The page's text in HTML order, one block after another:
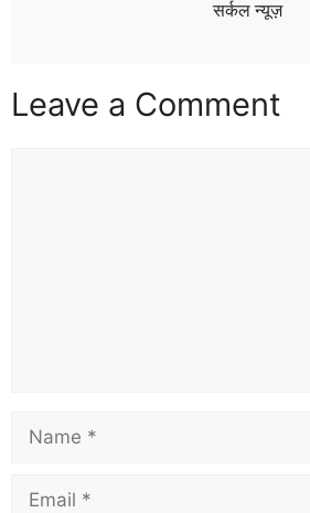
सर्कल न्यूज़
Leave a Comment